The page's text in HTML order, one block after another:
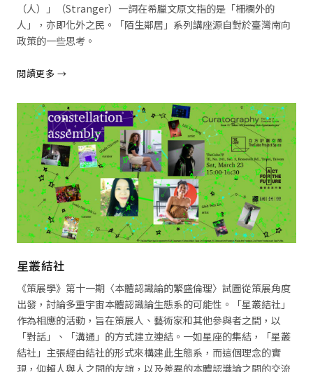
（人）」（Stranger）一詞在希臘文原文指的是「柵欄外的
人」，亦即化外之民。「陌生鄰居」系列講座源自對於臺灣南向
政策的一些思考。
閱讀更多 →
星叢結社
《策展學》第十一期〈本體認識論的繁盛倫理〉試圖從策展角度
出發，討論多重宇宙本體認識論生態系的可能性。「星叢結社」
作為相應的活動，旨在策展人、藝術家和其他參與者之間，以
「對話」、「溝通」的方式建立連結。一如星座的集結，「星叢
結社」主張經由結社的形式來構建此生態系，而這個理念的實
現，仰賴人與人之間的友誼，以及差異的本體認識論之間的交流